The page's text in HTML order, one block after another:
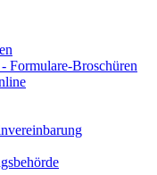
Formulare-Broschüren